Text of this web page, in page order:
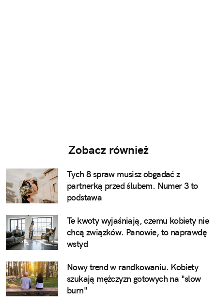
Zobacz również
Tych 8 spraw musisz obgadać z
partnerką przed ślubem. Numer 3 to
podstawa
Te kwoty wyjaśniają, czemu kobiety nie
chcą związków. Panowie, to naprawdę
wstyd
Nowy trend w randkowaniu. Kobiety
szukają mężczyzn gotowych na "slow
burn"